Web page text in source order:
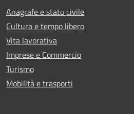
Anagrafe e stato civile
Cultura e tempo libero
Vita lavorativa
Imprese e Commercio
Turismo
Mobilità e trasporti